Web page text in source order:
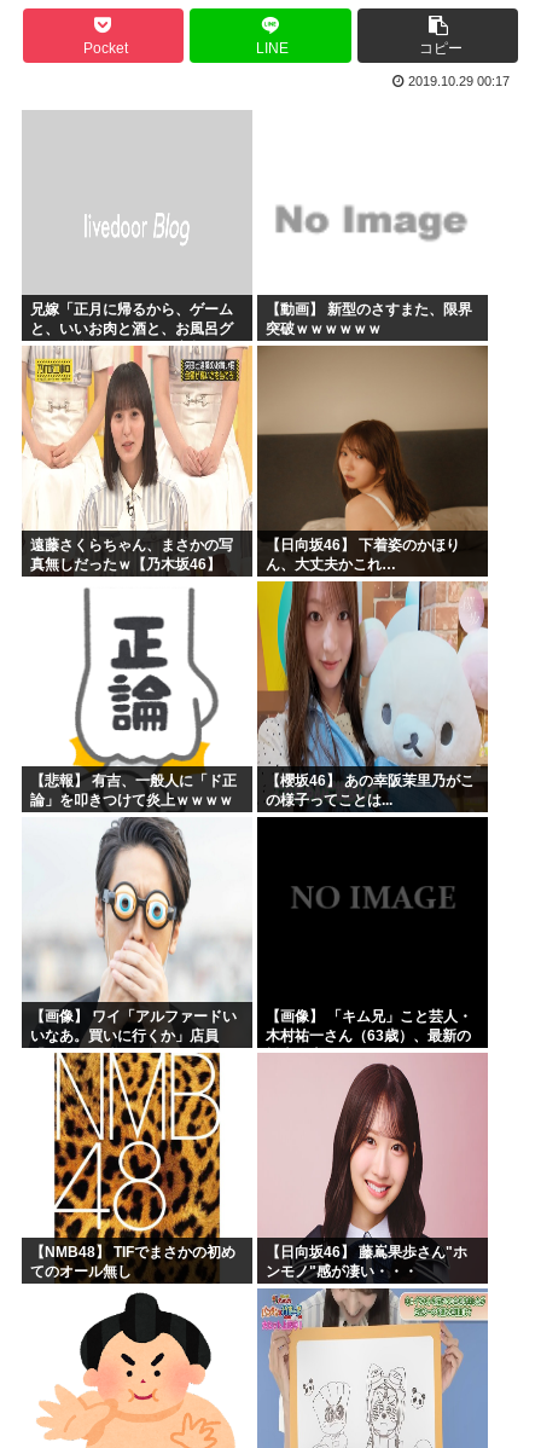
【画像】広島市長のスピーチを聞いてる時の高市早苗の顔ww...
【雑誌】かつて650万部を誇った「週刊少年ジャンプ」、発...
7時間かけて描いたHな糸会がこちら
Pocket LINE コピー
2019.10.29 00:17
兄嫁「正月に帰るから、ゲーム
と、いいお肉と酒と、お風呂グ
ッズの準備しとけよ」寝起きの
私「知るかボケ」兄嫁「キィィ
ィィー！！！！」私「あ…」
【動画】 新型のさすまた、限界
突破ｗｗｗｗｗｗ
遠藤さくらちゃん、まさかの写
真無しだったｗ【乃木坂46】
【日向坂46】 下着姿のかほり
ん、大丈夫かこれ…
【悲報】 有吉、一般人に「ド正
論」を叩きつけて炎上ｗｗｗｗ
【櫻坂46】 あの幸阪茉里乃がこ
の様子ってことは...
【画像】 ワイ「アルファードい
いなあ。買いに行くか」店員
「ほいっ見積もりな！」ワイ
「金額おかしくね？」←お前ら
もそう思うよな？？？？？
【画像】 「キム兄」こと芸人・
木村祐一さん（63歳）、最新の
松本人志さんとのツーショット
が完全に別人だとネット騒然！
「マジで誰かわからん」...
【NMB48】 TIFでまさかの初め
てのオール無し
【日向坂46】 藤嶌果歩さん"ホ
ンモノ"感が凄い・・・